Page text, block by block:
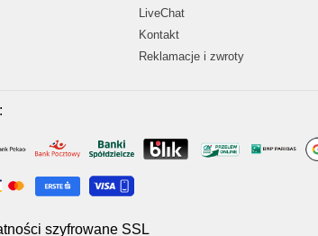
LiveChat
Kontakt
Reklamacje i zwroty
szyfrowane SSL